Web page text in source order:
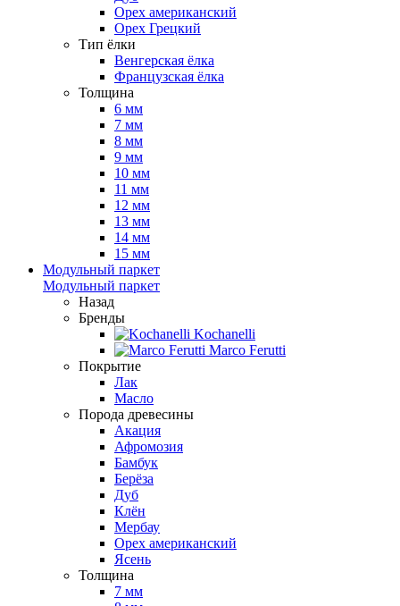
Орех американский
Орех Грецкий
Тип ёлки
Венгерская ёлка
Французская ёлка
Толщина
6 мм
7 мм
8 мм
9 мм
10 мм
11 мм
12 мм
13 мм
14 мм
15 мм
Модульный паркет
Модульный паркет
Назад
Бренды
Kochanelli
Marco Ferutti
Покрытие
Лак
Масло
Порода древесины
Акация
Афромозия
Бамбук
Берёза
Дуб
Клён
Мербау
Орех американский
Ясень
Толщина
7 мм